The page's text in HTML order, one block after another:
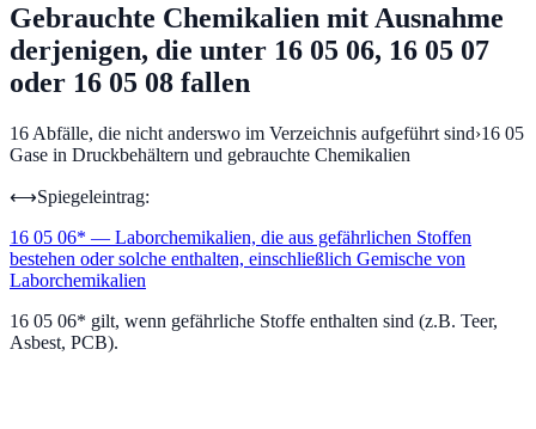
Gebrauchte Chemikalien mit Ausnahme
derjenigen, die unter 16 05 06, 16 05 07
oder 16 05 08 fallen
16 Abfälle, die nicht anderswo im Verzeichnis aufgeführt sind›16 05
Gase in Druckbehältern und gebrauchte Chemikalien
⟷Spiegeleintrag:
16 05 06* — Laborchemikalien, die aus gefährlichen Stoffen
bestehen oder solche enthalten, einschließlich Gemische von
Laborchemikalien
16 05 06* gilt, wenn gefährliche Stoffe enthalten sind (z.B. Teer,
Asbest, PCB).